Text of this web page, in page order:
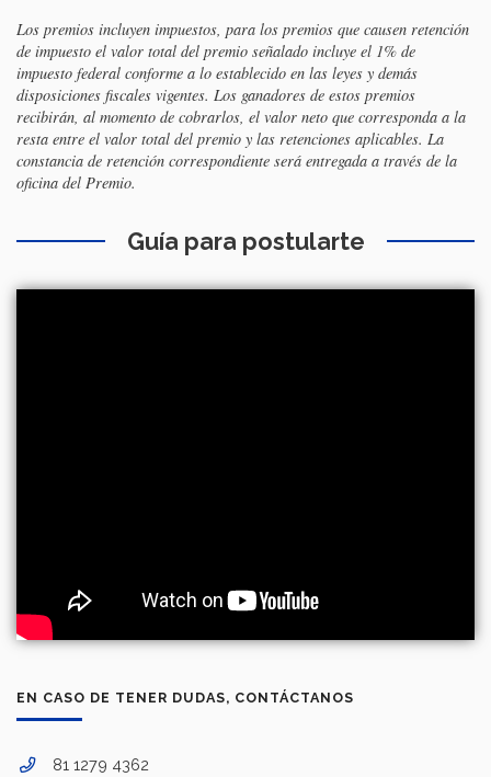
Los premios incluyen impuestos, para los premios que causen retención
de impuesto el valor total del premio señalado incluye el 1% de
impuesto federal conforme a lo establecido en las leyes y demás
disposiciones fiscales vigentes. Los ganadores de estos premios
recibirán, al momento de cobrarlos, el valor neto que corresponda a la
resta entre el valor total del premio y las retenciones aplicables. La
constancia de retención correspondiente será entregada a través de la
oficina del Premio.
Guía para postularte
EN CASO DE TENER DUDAS, CONTÁCTANOS
81 1279 4362